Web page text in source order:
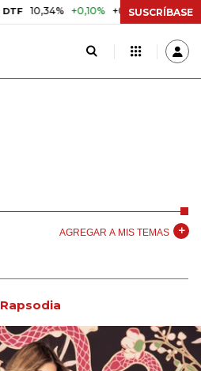
10,34% +0,10% +0,98% UVR $
SUSCRÍBASE
AGREGAR A MIS TEMAS
Rapsodia